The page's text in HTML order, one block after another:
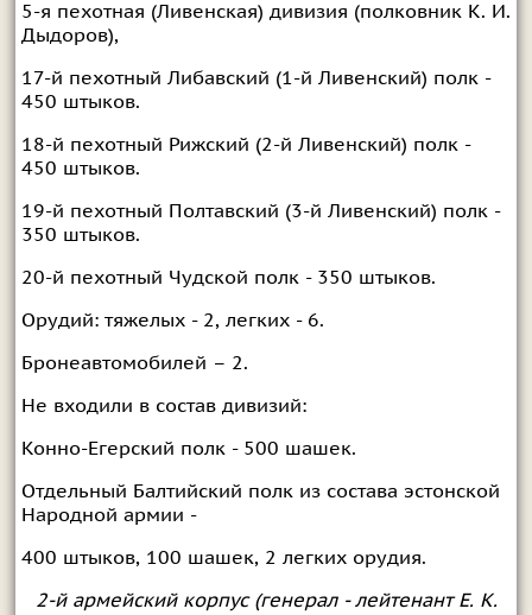
5-я пехотная (Ливенская) дивизия (полковник К. И.
Дыдоров),
17-й пехотный Либавский (1-й Ливенский) полк -
450 штыков.
18-й пехотный Рижский (2-й Ливенский) полк -
450 штыков.
19-й пехотный Полтавский (3-й Ливенский) полк -
350 штыков.
20-й пехотный Чудской полк - 350 штыков.
Орудий: тяжелых - 2, легких - 6.
Бронеавтомобилей – 2.
Не входили в состав дивизий:
Конно-Егерский полк - 500 шашек.
Отдельный Балтийский полк из состава эстонской
Народной армии -
400 штыков, 100 шашек, 2 легких орудия.
2-й армейский корпус (генерал - лейтенант Е. К.